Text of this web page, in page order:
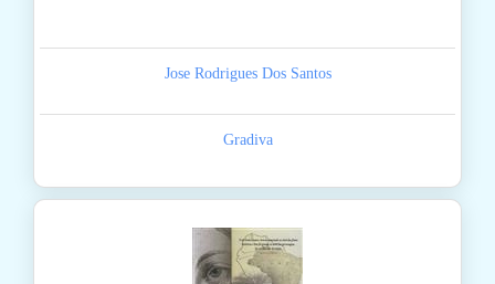
Jose Rodrigues Dos Santos
Gradiva